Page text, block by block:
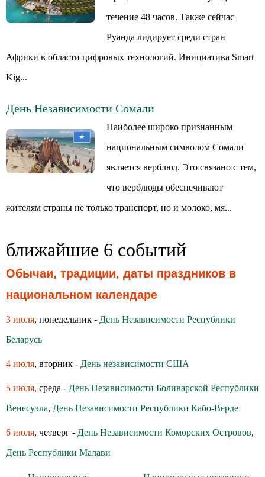
течение 48 часов. Также сейчас
Руанда лидирует среди стран
Африки в области цифровых технологий. Инициатива Smart
Kig...
День Независимости Сомали
Наиболее широко признанным
национальным символом Сомали
является верблюд. Это связано с тем,
что верблюды обеспечивают
жителям страны не только транспорт, но и молоко, мя...
ближайшие 6 событий
Обычаи, традиции, даты праздников в
национальном календаре
3 июля, понедельник - День Независимости Республики
Беларусь
4 июля, вторник - День независимости США
5 июля, среда - День Независимости Боливарской Республики
Венесуэла, День Независимости Республики Кабо-Верде
6 июля, четверг - День Независимости Коморских Островов,
День Республики Малави